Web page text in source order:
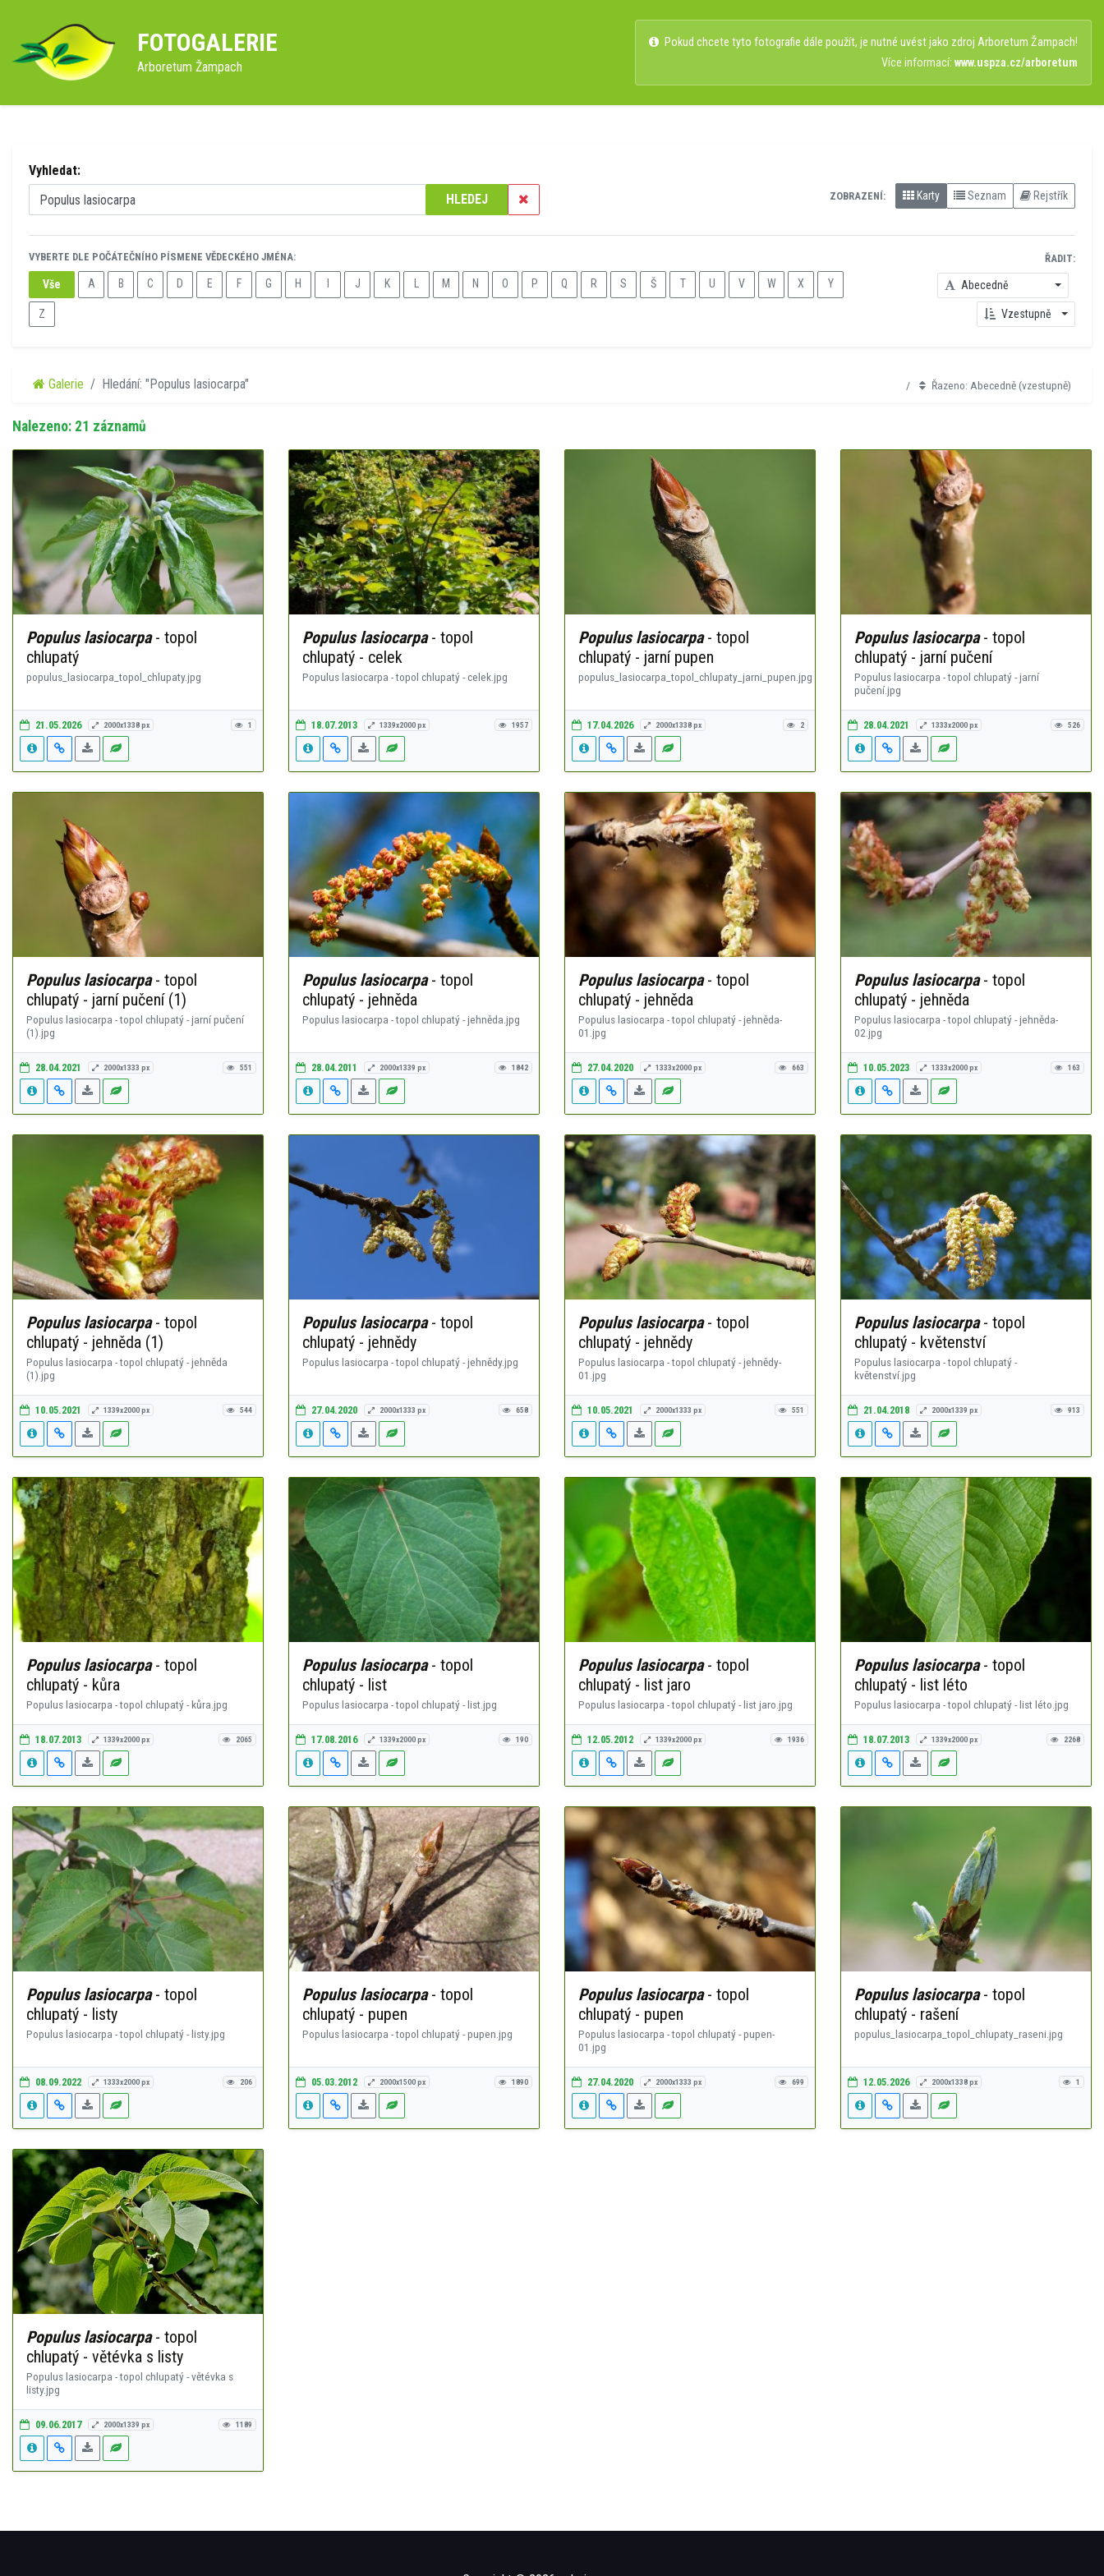
FOTOGALERIE
Arboretum Žampach
Pokud chcete tyto fotografie dále použít, je nutné uvést jako zdroj Arboretum Žampach!
Více informací: www.uspza.cz/arboretum
Vyhledat:
HLEDEJ
ZOBRAZENÍ: Karty Seznam Rejstřík
VYBERTE DLE POČÁTEČNÍHO PÍSMENE VĚDECKÉHO JMÉNA:
Vše A B C D E F G H J K M N O P Q R S Š T U V W X Y
Z
ŘADIT:
Abecedně
Vzestupně
Galerie Hledání: "Populus lasiocarpa" Řazeno: Abecedně (vzestupně)
Nalezeno: 21 záznamů
Populus lasiocarpa- topol
chlupatý
populus_lasiocarpa_topol_chlupaty.jpg
21.05.2026 2000x1338 px 1
Populus lasiocarpa- topol
chlupatý - celek
Populus lasiocarpa - topol chlupatý - celek.jpg
18.07.2013 1339x2000 px 1957
Populus lasiocarpa- topol
chlupatý - jarní pupen
populus_lasiocarpa_topol_chlupaty_jarni_pupen.jpg
17.04.2026 2000x1338 px 2
Populus lasiocarpa- topol
chlupatý - jarní pučení
Populus lasiocarpa - topol chlupatý - jarní
pučení.jpg
28.04.2021 1333x2000 px 526
Populus lasiocarpa- topol
chlupatý - jarní pučení (1)
Populus lasiocarpa - topol chlupatý - jarní pučení
(1).jpg
28.04.2021 2000x1333 px 551
Populus lasiocarpa- topol
chlupatý - jehněda
Populus lasiocarpa - topol chlupatý - jehněda.jpg
28.04.2011 2000x1339 px 1842
Populus lasiocarpa- topol
chlupatý - jehněda
Populus lasiocarpa - topol chlupatý - jehněda-
01.jpg
27.04.2020 1333x2000 px 663
Populus lasiocarpa- topol
chlupatý - jehněda
Populus lasiocarpa - topol chlupatý - jehněda-
02.jpg
10.05.2023 1333x2000 px 163
Populus lasiocarpa- topol
chlupatý - jehněda (1)
Populus lasiocarpa - topol chlupatý - jehněda
(1).jpg
10.05.2021 1339x2000 px 544
Populus lasiocarpa- topol
chlupatý - jehnědy
Populus lasiocarpa - topol chlupatý - jehnědy.jpg
27.04.2020 2000x1333 px 658
Populus lasiocarpa- topol
chlupatý - jehnědy
Populus lasiocarpa - topol chlupatý - jehnědy-
01.jpg
10.05.2021 2000x1333 px 551
Populus lasiocarpa- topol
chlupatý - květenství
Populus lasiocarpa - topol chlupatý -
květenství.jpg
21.04.2018 2000x1339 px 913
Populus lasiocarpa- topol
chlupatý - kůra
Populus lasiocarpa - topol chlupatý - kůra.jpg
18.07.2013 1339x2000 px 2065
Populus lasiocarpa- topol
chlupatý - list
Populus lasiocarpa - topol chlupatý - list.jpg
17.08.2016 1339x2000 px 190
Populus lasiocarpa- topol
chlupatý - list jaro
Populus lasiocarpa - topol chlupatý - list jaro.jpg
12.05.2012 1339x2000 px 1936
Populus lasiocarpa- topol
chlupatý - list léto
Populus lasiocarpa - topol chlupatý - list léto.jpg
18.07.2013 1339x2000 px 2268
Populus lasiocarpa- topol
chlupatý - listy
Populus lasiocarpa - topol chlupatý - listy.jpg
08.09.2022 1333x2000 px 206
Populus lasiocarpa- topol
chlupatý - pupen
Populus lasiocarpa - topol chlupatý - pupen.jpg
05.03.2012 2000x1500 px 1890
Populus lasiocarpa- topol
chlupatý - pupen
Populus lasiocarpa - topol chlupatý - pupen-
01.jpg
27.04.2020 2000x1333 px 699
Populus lasiocarpa- topol
chlupatý - rašení
populus_lasiocarpa_topol_chlupaty_raseni.jpg
12.05.2026 2000x1338 px 1
Populus lasiocarpa- topol
chlupatý - větévka s listy
Populus lasiocarpa - topol chlupatý - větévka s
listy.jpg
09.06.2017 2000x1339 px 1189